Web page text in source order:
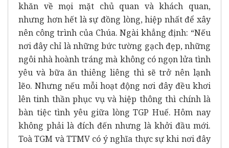
khăn về mọi mặt chủ quan và khách quan,
nhưng hơn hết là sự đồng lòng, hiệp nhất để xây
nên công trình của Chúa. Ngài khẳng định: “Nếu
nơi đây chỉ là những bức tường gạch đẹp, những
ngôi nhà hoành tráng mà không có ngọn lửa tình
yêu và bữa ăn thiêng liêng thì sẽ trở nên lạnh
lẽo. Nhưng nếu mỗi hoạt động nơi đây đều khơi
lên tinh thần phục vụ và hiệp thông thì chính là
bàn tiệc tình yêu giữa lòng TGP Huế. Hôm nay
không phải là đích đến nhưng là khởi đầu mới.
Toà TGM và TTMV có ý nghĩa thực sự khi nơi đây